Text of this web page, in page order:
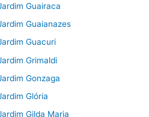
Guairaca
Guaianazes
Guacuri
Grimaldi
Gonzaga
Glória
Gilda Maria